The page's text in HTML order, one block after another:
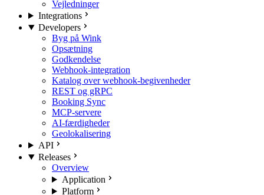
Vejledninger
Integrations
Developers
Byg på Wink
Opsætning
Godkendelse
Webhook-integration
Katalog over webhook-begivenheder
REST og gRPC
Booking Sync
MCP-servere
AI-færdigheder
Geolokalisering
API
Releases
Overview
Application
Platform